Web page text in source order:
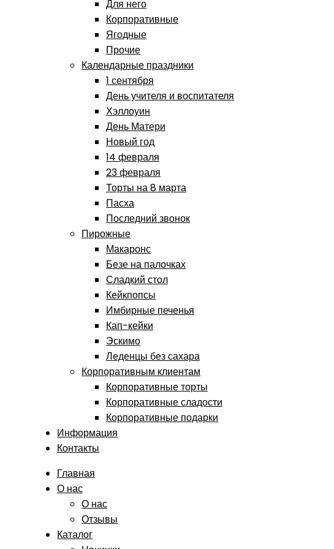
Для него
Корпоративные
Ягодные
Прочие
Календарные праздники
1 сентября
День учителя и воспитателя
Хэллоуин
День Матери
Новый год
14 февраля
23 февраля
Торты на 8 марта
Пасха
Последний звонок
Пирожные
Макаронс
Безе на палочках
Сладкий стол
Кейкпопсы
Имбирные печенья
Кап-кейки
Эскимо
Леденцы без сахара
Корпоративным клиентам
Корпоративные торты
Корпоративные сладости
Корпоративные подарки
Информация
Контакты
Главная
О нас
О нас
Отзывы
Каталог